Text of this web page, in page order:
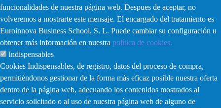
funcionalidades de nuestra página web. Despues de aceptar, no
volveremos a mostrarte este mensaje. El encargado del tratamiento es
Euroinnova Business School, S. L. Puede cambiar su configuración u
obtener más información en nuestra política de cookies.
Indispensables
Cookies Indispensables, de registro, datos del proceso de compra,
permitiéndonos gestionar de la forma más eficaz posible nuestra oferta
dentro de la página web, adecuando los contenidos mostrados al
servicio solicitado o al uso de nuestra página web de alguno de